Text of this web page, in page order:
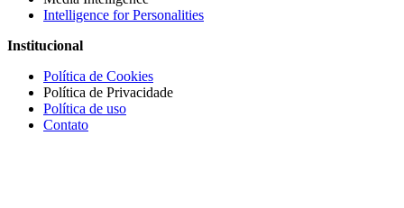
Intelligence for Personalities
Institucional
Política de Cookies
Política de Privacidade
Política de uso
Contato